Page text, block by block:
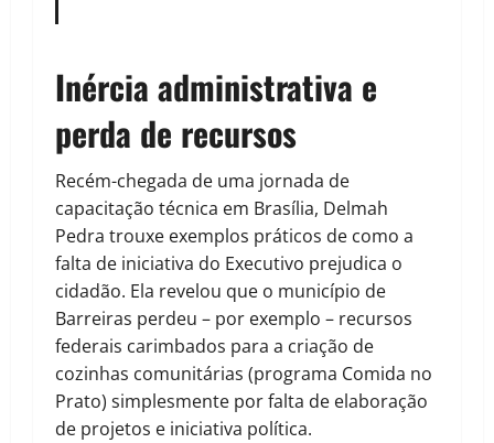
Inércia administrativa e
perda de recursos
Recém-chegada de uma jornada de
capacitação técnica em Brasília, Delmah
Pedra trouxe exemplos práticos de como a
falta de iniciativa do Executivo prejudica o
cidadão. Ela revelou que o município de
Barreiras perdeu – por exemplo – recursos
federais carimbados para a criação de
cozinhas comunitárias (programa Comida no
Prato) simplesmente por falta de elaboração
de projetos e iniciativa política.